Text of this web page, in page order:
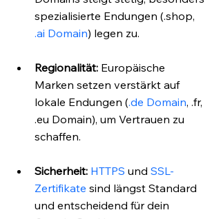
spezialisierte Endungen (.shop,
.ai Domain) legen zu.
Regionalität: Europäische
Marken setzen verstärkt auf
lokale Endungen (.de Domain, .fr,
.eu Domain), um Vertrauen zu
schaffen.
Sicherheit: HTTPS und SSL-
Zertifikate sind längst Standard
und entscheidend für dein